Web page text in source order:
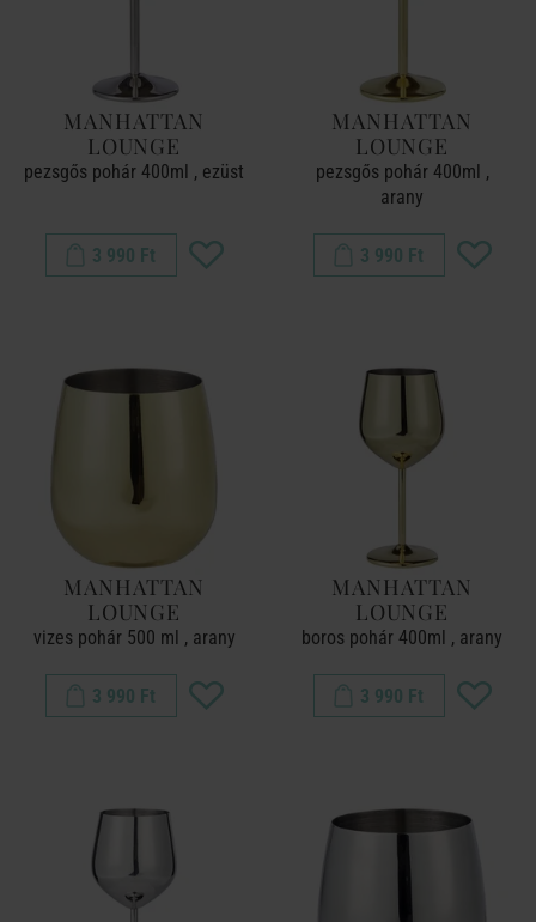
MANHATTAN
LOUNGE
pezsgős pohár 400ml , ezüst
3 990 Ft
MANHATTAN
LOUNGE
pezsgős pohár 400ml ,
arany
3 990 Ft
MANHATTAN
LOUNGE
vizes pohár 500 ml , arany
3 990 Ft
MANHATTAN
LOUNGE
boros pohár 400ml , arany
3 990 Ft